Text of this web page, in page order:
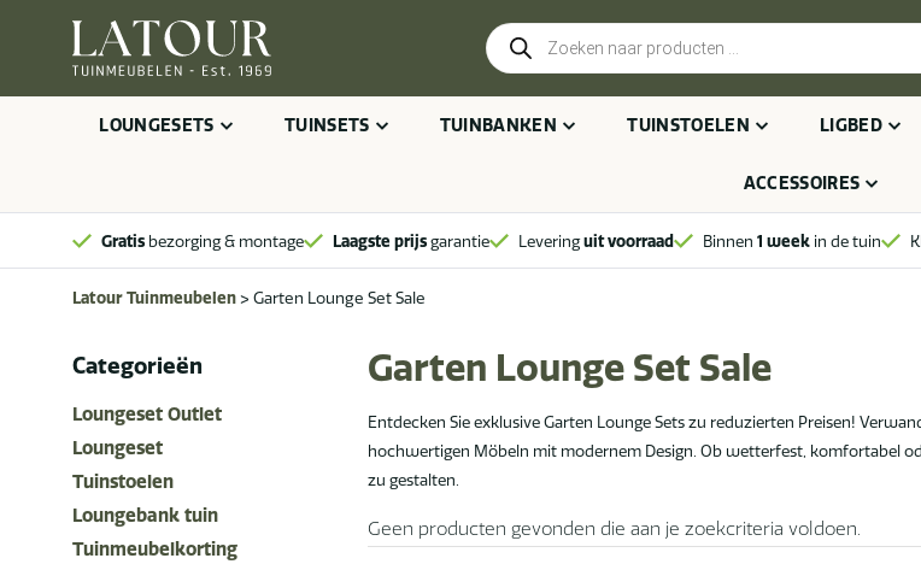
Producten
zoeken
LOUNGESETS TUINSETS TUINBANKEN TUINSTOELEN LIGBED
ACCESSOIRES
Gratis bezorging & montage Laagste prijsgarantie Leveringuit voorraad Binnen 1 week in de tuin
Latour Tuinmeubelen> Garten Lounge Set Sale
Categorieën
Loungeset Outlet
Loungeset
Tuinstoelen
Loungebank tuin
Tuinmeubelkorting
Garten Lounge Set Sale
Entdecken Sie exklusive Garten Lounge Sets zu reduzierten Preisen!
hochwertigen Möbeln mit modernem Design. Ob wetterfest, komfortabel
zu gestalten.
Geen producten gevonden die aan je zoekcriteria voldoen.